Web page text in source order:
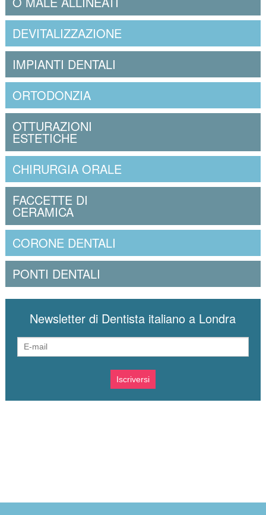
DEVITALIZZAZIONE
IMPIANTI DENTALI
ORTODONZIA
OTTURAZIONI
ESTETICHE
CHIRURGIA ORALE
FACCETTE DI
CERAMICA
CORONE DENTALI
PONTI DENTALI
Newsletter di Dentista italiano a Londra